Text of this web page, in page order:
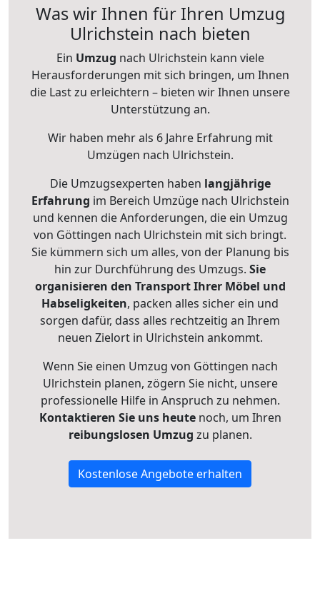
Was wir Ihnen für Ihren Umzug
Ulrichstein nach bieten
Ein Umzug nach Ulrichstein kann viele
Herausforderungen mit sich bringen, um Ihnen
die Last zu erleichtern – bieten wir Ihnen unsere
Unterstützung an.
Wir haben mehr als 6 Jahre Erfahrung mit
Umzügen nach Ulrichstein.
Die Umzugsexperten haben langjährige
Erfahrung im Bereich Umzüge nach Ulrichstein
und kennen die Anforderungen, die ein Umzug
von Göttingen nach Ulrichstein mit sich bringt.
Sie kümmern sich um alles, von der Planung bis
hin zur Durchführung des Umzugs. Sie
organisieren den Transport Ihrer Möbel und
Habseligkeiten, packen alles sicher ein und
sorgen dafür, dass alles rechtzeitig an Ihrem
neuen Zielort in Ulrichstein ankommt.
Wenn Sie einen Umzug von Göttingen nach
Ulrichstein planen, zögern Sie nicht, unsere
professionelle Hilfe in Anspruch zu nehmen.
Kontaktieren Sie uns heutenoch, um Ihren
reibungslosen Umzug zu planen.
Kostenlose Angebote erhalten